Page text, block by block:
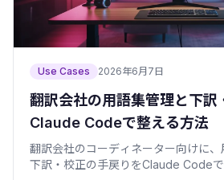
Use Cases 2026年6月7日
翻訳会社の用語集管理と下訳
Claude Codeで整える方法
翻訳会社のコーディネーター向けに
下訳・校正の手戻りをClaude Code